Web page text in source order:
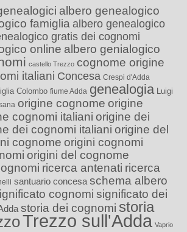
albero genealogico
famiglia albero genealogico
gratis dei cognomi
online albero genialogico
castello Trezzo cognome origine
italiani Concesa Crespi d'Adda
Colombo fiume Adda genealogia Luigi
origine cognome origine
cognomi italiani origine dei
dei cognomi italiani origine del
cognome origini cognomi
origini del cognome
ricerca antenati ricerca
santuario concesa schema albero
cognomi significato dei
storia dei cognomi storia
Trezzo sull'Adda Vaprio